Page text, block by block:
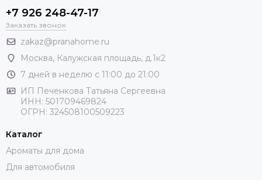
+7 926 248-47-17
Заказать звонок
zakaz@pranahome.ru
Москва, Калужская площадь, д.1к2
7 дней в неделю с 11:00 до 21:00
ИП Печенкова Татьяна Сергеевна
ИНН: 501709469824
ОГРН: 324508100509223
Каталог
Ароматы для дома
Для автомобиля